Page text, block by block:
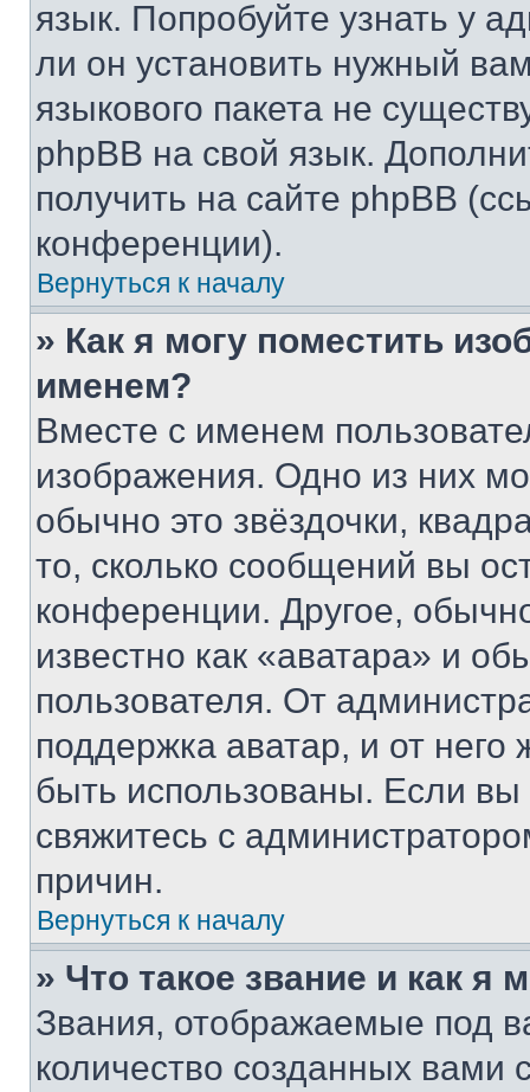
язык. Попробуйте узнать у
ли он установить нужный
языкового пакета не
phpBB на свой язык.
получить на сайте phpBB
конференции).
Вернуться к началу
» Как я могу поместить
именем?
Вместе с именем
изображения. Одно из них
обычно это звёздочки,
то, сколько сообщений вы
конференции. Другое,
известно как «аватара» и
пользователя. От
поддержка аватар, и от него
быть использованы. Если
свяжитесь с
причин.
Вернуться к началу
» Что такое звание и как я
Звания, отображаемые под
количество созданных